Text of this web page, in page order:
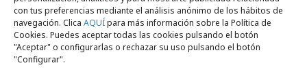
con tus preferencias mediante el análisis anónimo de los hábitos de
navegación. Clica AQUÍpara más información sobre la Política de
Cookies. Puedes aceptar todas las cookies pulsando el botón
"Aceptar" o configurarlas o rechazar su uso pulsando el botón
"Configurar".
Noticias Relacionadas